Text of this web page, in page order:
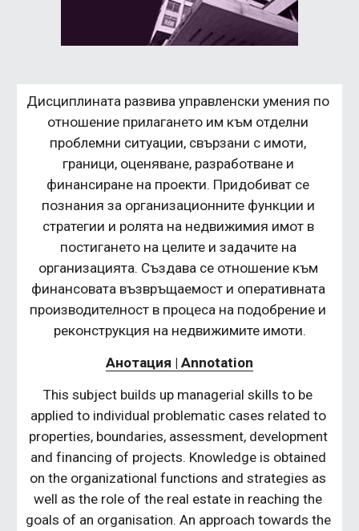
Дисциплината развива управленски умения по
отношение прилагането им към отделни
проблемни ситуации, свързани с имоти,
граници, оценяване, разработване и
финансиране на проекти. Придобиват се
познания за организационните функции и
стратегии и ролята на недвижимия имот в
постигането на целите и задачите на
организацията. Създава се отношение към
финансовата възвръщаемост и оперативната
производителност в процеса на подобрение и
реконструкция на недвижимите имоти.
Анотация | Annotation
This subject builds up managerial skills to be
applied to individual problematic cases related to
properties, boundaries, assessment, development
and financing of projects. Knowledge is obtained
on the organizational functions and strategies as
well as the role of the real estate in reaching the
goals of an organisation. An approach towards the